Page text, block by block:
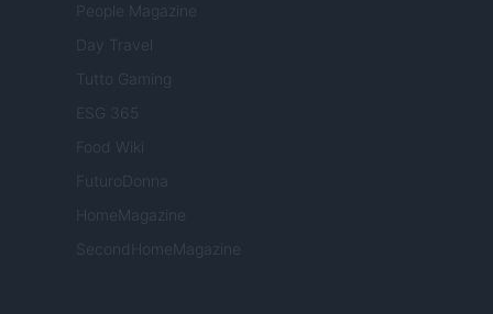
People Magazine
Day Travel
Tutto Gaming
ESG 365
Food Wiki
FuturoDonna
HomeMagazine
SecondHomeMagazine